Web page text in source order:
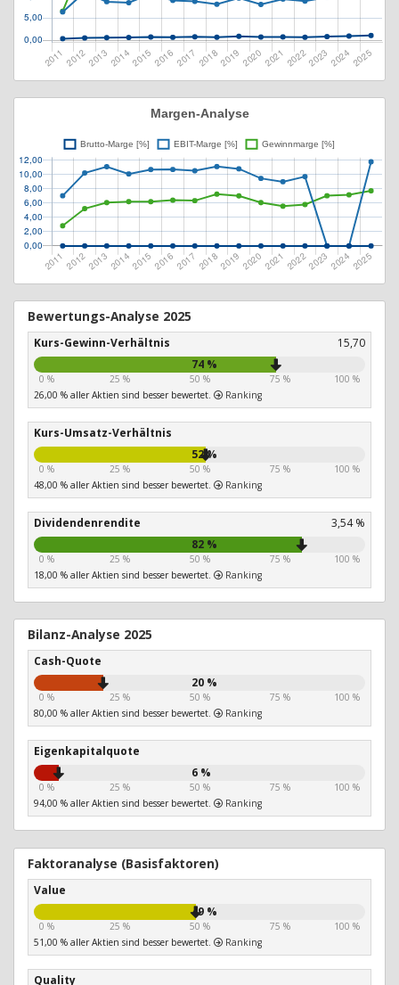
Bewertungs-Analyse 2025
Kurs-Gewinn-Verhältnis
15,70
74 %
0 % 25 % 50 % 75 %
100 %
26,00 % aller Aktien sind besser bewertet.
Ranking
Kurs-Umsatz-Verhältnis
52 %
0 % 25 % 50 % 75 %
100 %
48,00 % aller Aktien sind besser bewertet.
Ranking
Dividendenrendite
3,54 %
82 %
0 % 25 % 50 % 75 %
100 %
18,00 % aller Aktien sind besser bewertet.
Ranking
Bilanz-Analyse 2025
Cash-Quote
20 %
0 % 25 % 50 % 75 %
100 %
80,00 % aller Aktien sind besser bewertet.
Ranking
Eigenkapitalquote
6 %
0 % 25 % 50 % 75 %
100 %
94,00 % aller Aktien sind besser bewertet.
Ranking
Faktoranalyse (Basisfaktoren)
Value
49 %
0 % 25 % 50 % 75 %
100 %
51,00 % aller Aktien sind besser bewertet.
Ranking
Quality